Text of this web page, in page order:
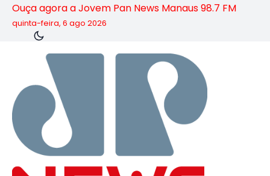
Ouça agora a Jovem Pan News Manaus 98.7 FM
quinta-feira, 6 ago 2026